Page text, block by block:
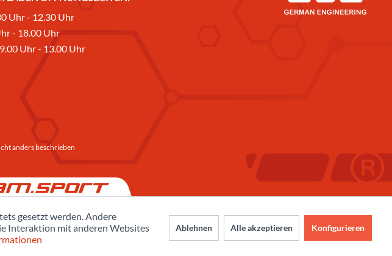
Uhr - 12.30 Uhr
- 18.00 Uhr
Uhr - 13.00 Uhr
anders beschrieben
gesetzt werden. Andere
Interaktion mit anderen Websites
Ablehnen Alle akzeptieren Konfigurieren